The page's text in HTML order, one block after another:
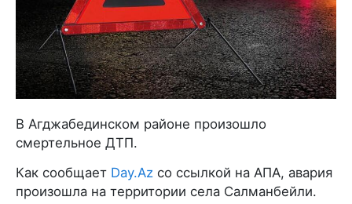
В Агджабединском районе произошло
смертельное ДТП.
Как сообщает Day.Az со ссылкой на АПА, авария
произошла на территории села Салманбейли.